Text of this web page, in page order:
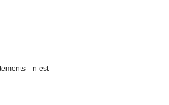
n’est